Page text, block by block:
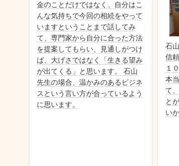
金のことだけではなく、自分はこ
んな気持ちで今回の相続をやって
いますということまで話してみ
て、専門家から自分に合った方法
を提案してもらい、見通しがつけ
ば、大げさではなく「生きる望み
が出てくる」と思います。 石山
先生の場合、温かみのあるビジネ
スという言い方が合っているよう
に思います。
石
信
１
本
て
と
い